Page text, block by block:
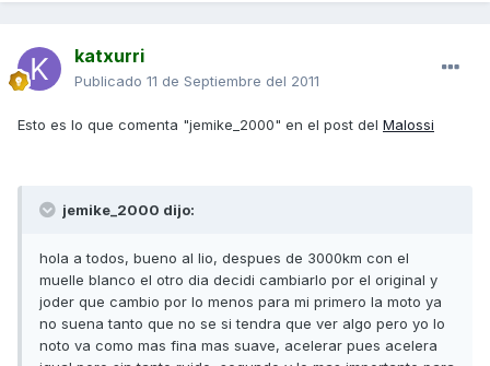
katxurri
Publicado 11 de Septiembre del 2011
Esto es lo que comenta "jemike_2000" en el post del Malossi
jemike_2000 dijo:
hola a todos, bueno al lio, despues de 3000km con el
muelle blanco el otro dia decidi cambiarlo por el original y
joder que cambio por lo menos para mi primero la moto ya
no suena tanto que no se si tendra que ver algo pero yo lo
noto va como mas fina mas suave, acelerar pues acelera